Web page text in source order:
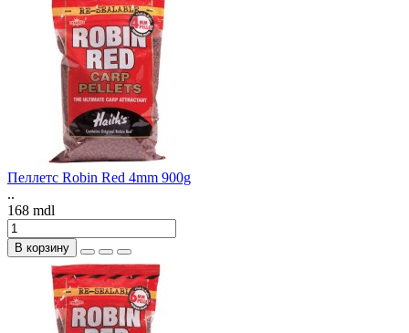
Пеллетс Robin Red 4mm 900g
..
168 mdl
В корзину